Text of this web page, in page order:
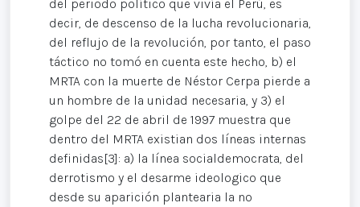
del periodo político que vivía el Perú, es
decir, de descenso de la lucha revolucionaria,
del reflujo de la revolución, por tanto, el paso
táctico no tomó en cuenta este hecho, b) el
MRTA con la muerte de Néstor Cerpa pierde a
un hombre de la unidad necesaria, y 3) el
golpe del 22 de abril de 1997 muestra que
dentro del MRTA existian dos líneas internas
definidas[3]: a) la línea socialdemocrata, del
derrotismo y el desarme ideologico que
desde su aparición plantearia la no